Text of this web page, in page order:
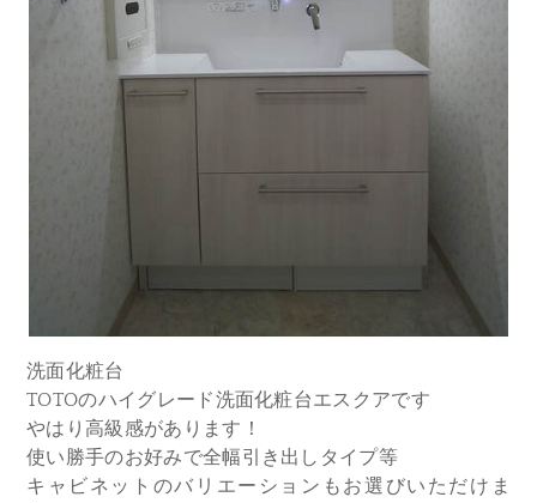
洗面化粧台
TOTOのハイグレード洗面化粧台エスクアです
やはり高級感があります！
使い勝手のお好みで全幅引き出しタイプ等
キャビネットのバリエーションもお選びいただけま